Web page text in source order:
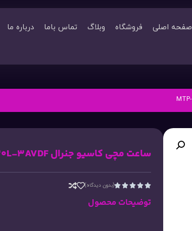
صفحه اصلی فروشگاه وبلاگ تماس باما درباره ما
ساعت مچی کاسیو جنرال MTP-B130L-3AVDF




(بدون دیدگاه)
توضیحات محصول